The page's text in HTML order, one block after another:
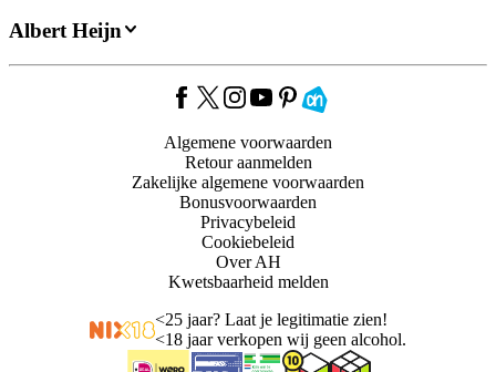
Albert Heijn
Algemene voorwaarden
Retour aanmelden
Zakelijke algemene voorwaarden
Bonusvoorwaarden
Privacybeleid
Cookiebeleid
Over AH
Kwetsbaarheid melden
<25 jaar? Laat je legitimatie zien!
<18 jaar verkopen wij geen alcohol.